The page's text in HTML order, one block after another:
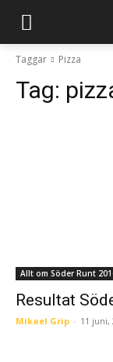
Taggar Pizza
Tag:
Allt om Söder Runt
Resultat
Mikael Grip - 11 juni,